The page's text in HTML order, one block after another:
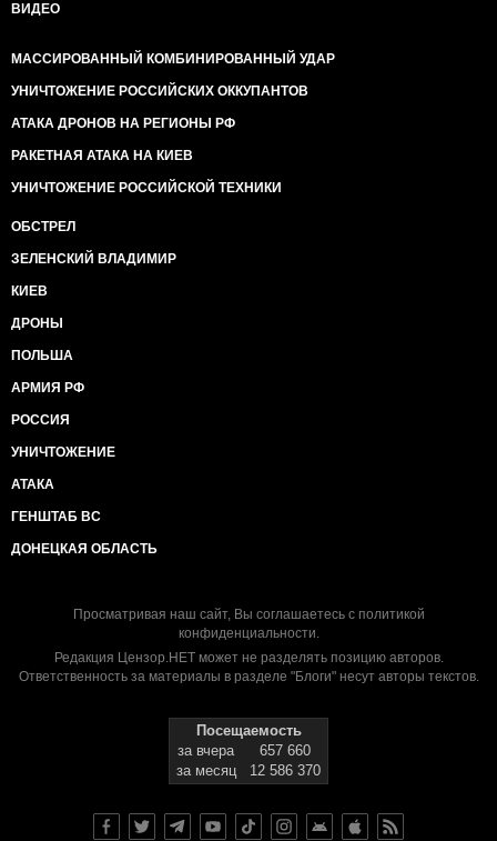
ВИДЕО
МАССИРОВАННЫЙ КОМБИНИРОВАННЫЙ УДАР
УНИЧТОЖЕНИЕ РОССИЙСКИХ ОККУПАНТОВ
АТАКА ДРОНОВ НА РЕГИОНЫ РФ
РАКЕТНАЯ АТАКА НА КИЕВ
УНИЧТОЖЕНИЕ РОССИЙСКОЙ ТЕХНИКИ
ОБСТРЕЛ
ЗЕЛЕНСКИЙ ВЛАДИМИР
КИЕВ
ДРОНЫ
ПОЛЬША
АРМИЯ РФ
РОССИЯ
УНИЧТОЖЕНИЕ
АТАКА
ГЕНШТАБ ВС
ДОНЕЦКАЯ ОБЛАСТЬ
Просматривая наш сайт, Вы соглашаетесь с политикой
конфиденциальности.
Редакция Цензор.НЕТ может не разделять позицию авторов.
Ответственность за материалы в разделе "Блоги" несут авторы текстов.
Посещаемость
за вчера
657 660
за месяц
12 586 370